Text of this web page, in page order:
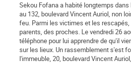
Sekou Fofana a habité longtemps
au 132, boulevard Vincent Auriol, non
feu. Parmi les victimes et les
parents, des proches. Le vendredi 26
téléphone pour lui apprendre de qu'il
sur les lieux. Un rassemblement s'est
l'immeuble, 20, boulevard Vincent